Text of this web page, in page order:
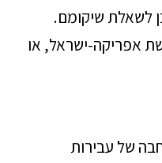
לשאלת שיקומם.
אפריקה-ישראל, או
של עבירות